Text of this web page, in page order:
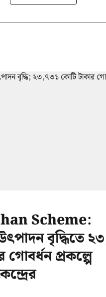
Scheme:
বৃদ্ধিতে
গোবর্ধন প্রকল্পে